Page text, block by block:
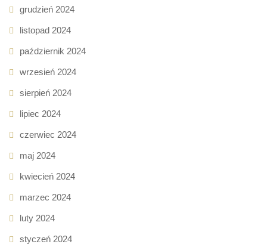
grudzień 2024
listopad 2024
październik 2024
wrzesień 2024
sierpień 2024
lipiec 2024
czerwiec 2024
maj 2024
kwiecień 2024
marzec 2024
luty 2024
styczeń 2024